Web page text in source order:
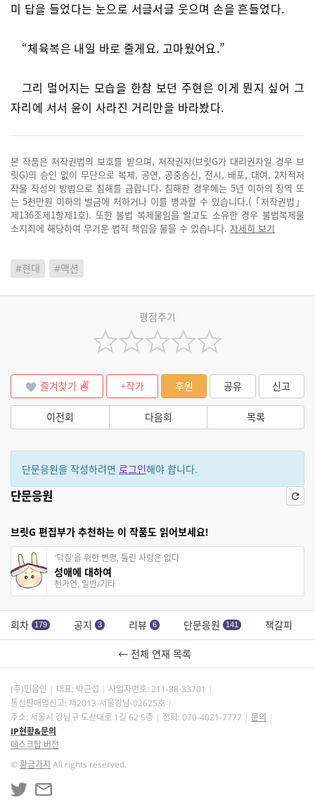
미 답을 들었다는 눈으로 서글서글 웃으며 손을 흔들었다.
“체육복은 내일 바로 줄게요. 고마웠어요.”
그리 멀어지는 모습을 한참 보던 주현은 이게 뭔지 싶어 그
자리에 서서 윤이 사라진 거리만을 바라봤다.
본 작품은 저작권법의 보호를 받으며, 저작권자(브릿G가 대리권자일 경우 브
릿G)의 승인 없이 무단으로 복제, 공연, 공중송신, 전시, 배포, 대여, 2차적저
작물 작성의 방법으로 침해를 금합니다. 침해한 경우에는 5년 이하의 징역 또
는 5천만원 이하의 벌금에 처하거나 이를 병과할 수 있습니다.(「저작권법」
제136조제1항제1호). 또한 불법 복제물임을 알고도 소유한 경우 불법복제물
소지죄에 해당하여 무거운 법적 책임을 물을 수 있습니다. 자세히 보기
#현대 #액션
평점주기
즐겨찾기 +작가 후원 공유 신고
이전회 다음회 목록
단문응원을 작성하려면 로그인해야 합니다.
단문응원
브릿G 편집부가 추천하는 이 작품도 읽어보세요!
'덕질'을 위한 변명, 틀린 사랑은 없다
성애에 대하여
천가연, 일반/기타
회차 179 공지 3 리뷰 6 단문응원 141 책갈피
← 전체 연재 목록
(주)민음인 대표: 박근섭 사업자번호: 211-88-33701
통신판매업신고: 제2013-서울강남-02625호
주소: 서울시 강남구 도산대로 1길 62 5층
전화: 070-4021-7777
문의
IP현황&문의
데스크탑 버전
©황금가지 All rights reserved.